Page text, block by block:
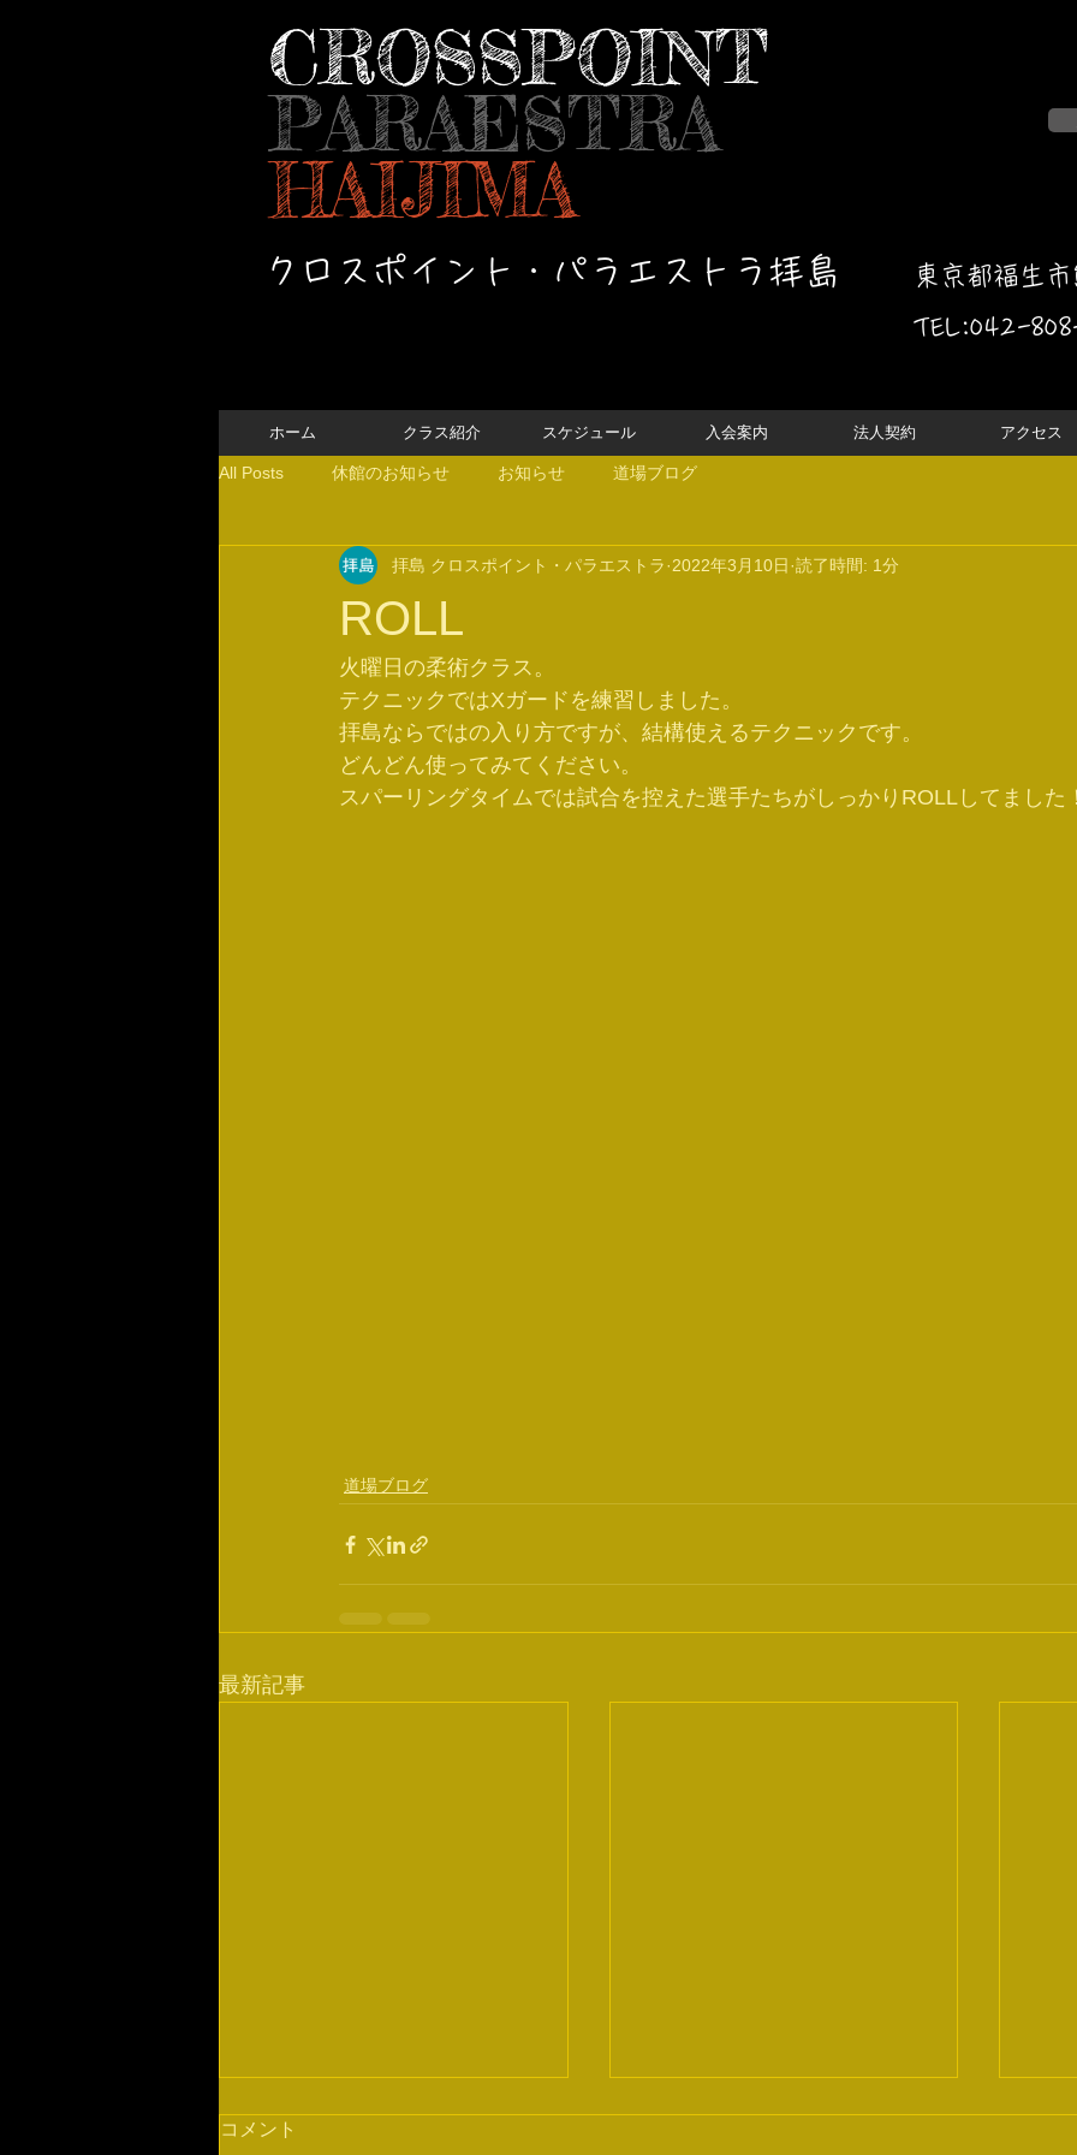
CROSSPOINT
PARAESTRA
HAIJIMA
クロスポイント・パラエストラ拝島
東京都福生
TEL:042-
ホーム クラス紹介 スケジュール 入会案内 法人契約 アクセス
All Posts 休館のお知らせ お知らせ 道場ブログ
ROLL
拝島 クロスポイント・パラエストラ 2022年3月10日 読了時間: 1分
火曜日の柔術クラス。
テクニックではXガードを練習しました。
拝島ならではの入り方ですが、結構使えるテクニックです。
どんどん使ってみてください。
スパーリングタイムでは試合を控えた選手たちがしっかりROLLしてました
道場ブログ
最新記事
コメント